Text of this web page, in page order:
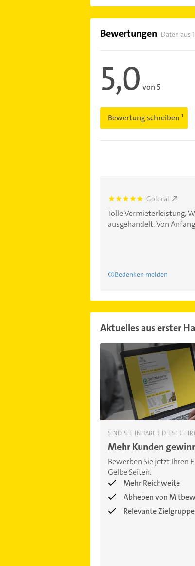
Bewertungen Daten aus
5,0 von 5
Bewertung schreiben
5.0 Golocal
Tolle Vermieterleistung,
ausgehandelt. Von
Bedenken melden
Aktuelles aus erster
SIND SIE INHABER DIESER
Mehr Kunden
Bewerben Sie jetzt Ihren
Gelbe Seiten.
Mehr Reichweite
Abheben von
Relevante